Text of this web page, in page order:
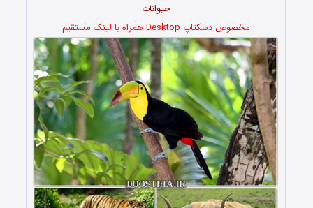
حیوانات
مخصوص دسکتاپ Desktop همراه با لینک مستقیم